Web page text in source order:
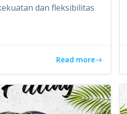
dan fleksibilitas
Read more